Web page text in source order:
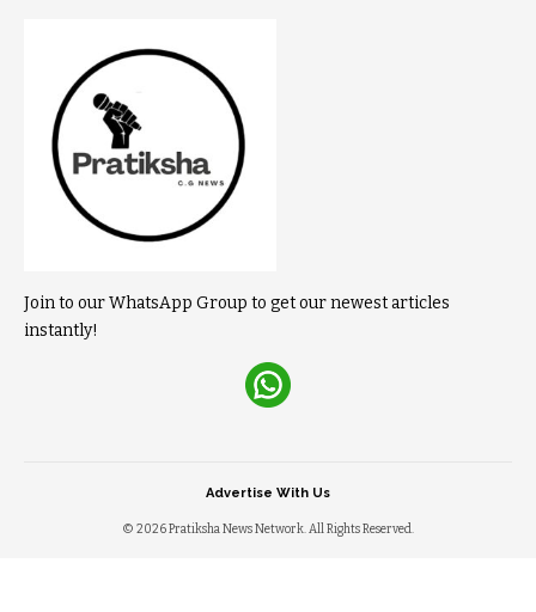
Join to our WhatsApp Group to get our newest articles
instantly!
© 2026 Pratiksha News Network. All Rights Reserved.
Advertise With Us